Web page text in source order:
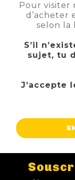
NOS
NOS
NOS
CAVE &
BLOG
Pour visiter
d’acheter
selon la
S’il
sujet, tu
J’accepte